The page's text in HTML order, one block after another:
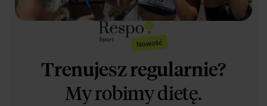
Trenujesz regularnie?
My robimy dietę.